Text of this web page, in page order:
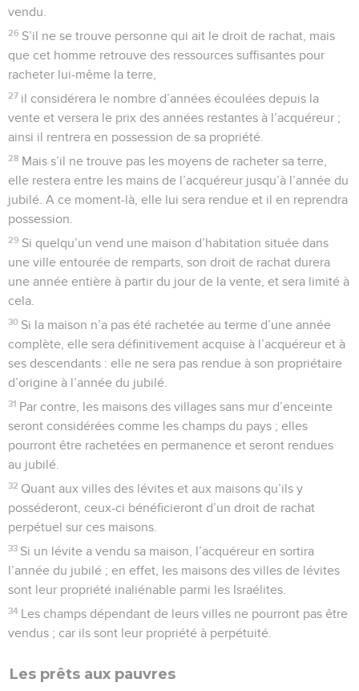
et vous révérerez mon sanctuaire. Je suis l’Eternel.
Bénédictions
3 Si vous suivez mes ordonnances, si vous obéissez à mes
commandements et si vous les appliquez,
4 je vous donnerai vos pluies en leur saison, la terre livrera
ses produits et les vergers donneront leurs fruits.
5 Vous serez encore en train de battre le blé quand viendra
le temps de la vendange et celle-ci durera jusqu’aux
semailles ; vous mangerez du pain à satiété, et vous
habiterez en sécurité dans votre pays.
6 Je ferai régner la paix dans le pays ; quand vous vous
coucherez, rien ne viendra troubler votre sommeil. Je ferai
disparaître du pays les animaux nuisibles, et l’épée ne
traversera pas votre territoire.
7 Vous poursuivrez vos ennemis, et ils succomberont sous
votre glaive.
8 Cinq d’entre vous en poursuivront cent, et cent d’entre
vous en mettront dix mille en fuite, et vos ennemis
tomberont sous les coups de votre épée.
9 Je prendrai soin de vous, je vous rendrai féconds et très
nombreux, et je maintiendrai mon alliance avec vous.
conservée, et vous devrez sortir l’ancienne pour engranger
la nouvelle.
vous rejetterai.
Je vivrai au milieu de vous : je serai votre Dieu et vous
Je suis l’Eternel votre Dieu, qui vous ai fait sortir d’Egypte
joug et je vous ai fait marcher la tête haute.